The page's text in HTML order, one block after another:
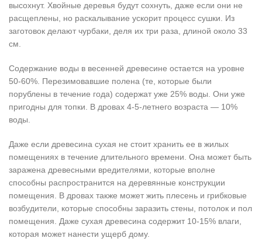
высохнут. Хвойные деревья будут сохнуть, даже если они не
расщеплены, но раскалывание ускорит процесс сушки. Из
заготовок делают чурбаки, деля их три раза, длиной около 33
см.
Содержание воды в весенней древесине остается на уровне
50-60%. Перезимовавшие полена (те, которые были
порублены в течение года) содержат уже 25% воды. Они уже
пригодны для топки. В дровах 4-5-летнего возраста — 10%
воды.
Даже если древесина сухая не стоит хранить ее в жилых
помещениях в течение длительного времени. Она может быть
заражена древесными вредителями, которые вполне
способны распространится на деревянные конструкции
помещения. В дровах также может жить плесень и грибковые
возбудители, которые способны заразить стены, потолок и пол
помещения. Даже сухая древесина содержит 10-15% влаги,
которая может нанести ущерб дому.